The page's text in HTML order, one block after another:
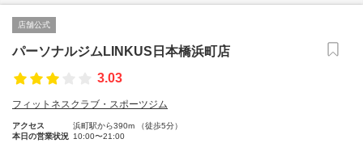
店舗公式
パーソナルジムLINKUS日本橋浜町店
3.03
フィットネスクラブ・スポーツジム
アクセス
浜町駅から390m （徒歩5分）
本日の営業状況 10:00〜21:00